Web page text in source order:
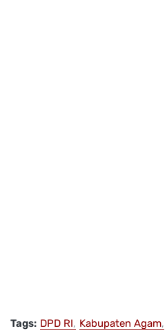
Tags: DPD RI Kabupaten Agam